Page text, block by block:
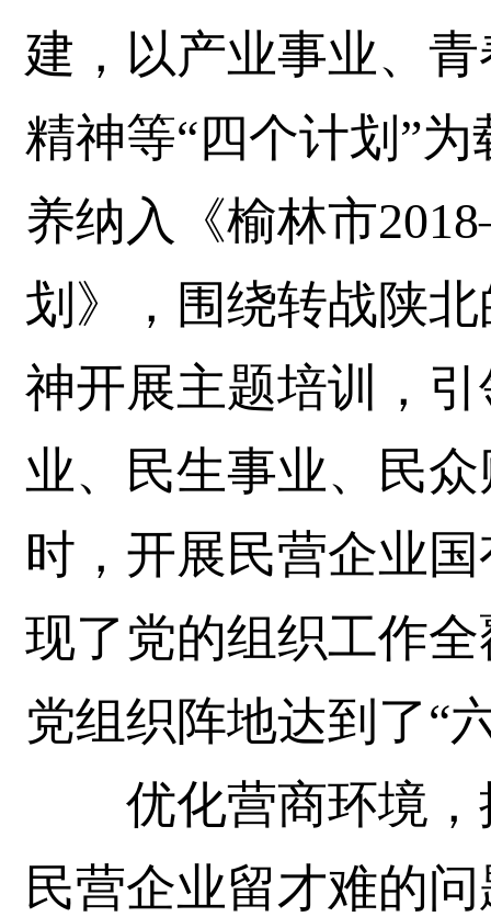
建，以产业事业、
精神等“四个计划”
养纳入《榆林市
划》，围绕转战陕
神开展主题培训，
业、民生事业、民
时，开展民营企业
现了党的组织工作
党组织阵地达到了“
优化营商环境，
民营企业留才难的